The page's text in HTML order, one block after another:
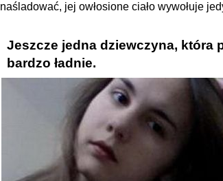
naśladować, jej owłosione ciało wywołuje
Jeszcze jedna dziewczyna, która
bardzo ładnie.